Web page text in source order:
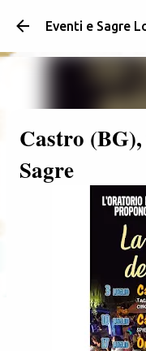
Castro
Sagre